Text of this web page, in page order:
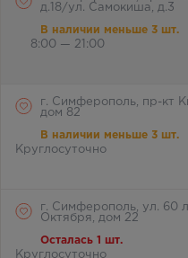
д.18/ул. Самокиша, д.3
В наличии меньше 3 шт.
8:00 — 21:00
г. Симферополь, пр-кт
дом 82
В наличии меньше 3 шт.
Круглосуточно
г. Симферополь, ул. 60
Октября, дом 22
Осталась 1 шт.
Круглосуточно